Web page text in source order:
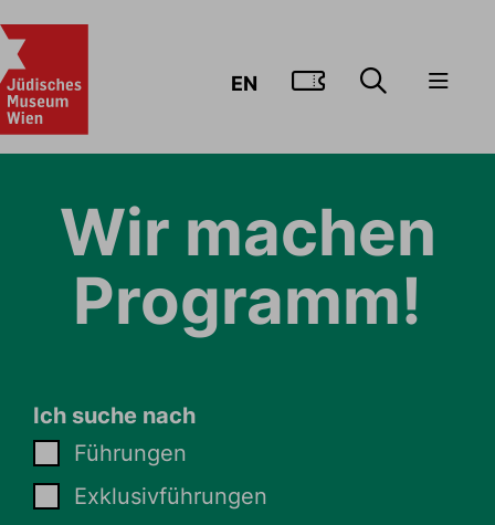
EN ZUM
Wir machen
Programm!
Ich suche nach
Führungen
Exklusivführungen